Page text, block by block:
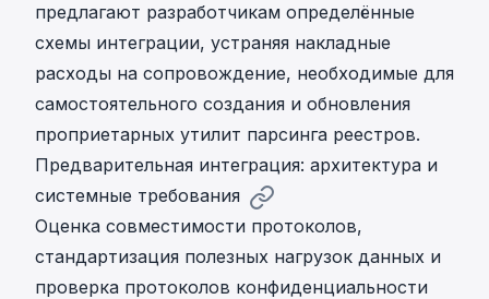
предлагают разработчикам определённые
схемы интеграции, устраняя накладные
расходы на сопровождение, необходимые для
самостоятельного создания и обновления
проприетарных утилит парсинга реестров.
Предварительная интеграция: архитектура и
системные требования
Оценка совместимости протоколов,
стандартизация полезных нагрузок данных и
проверка протоколов конфиденциальности